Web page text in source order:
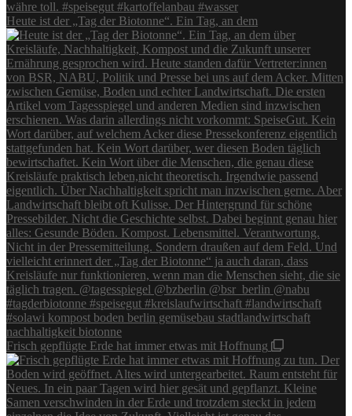
Heute ist der „Tag der Biotonne“. Ein Tag, an dem
Frisch gepflügte Erde hat immer etwas mit Hoffnung